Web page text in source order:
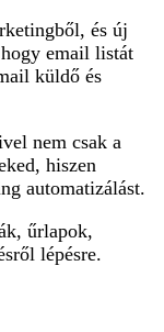
és új
hogy email listát
küldő és
nem csak a
hiszen
automatizálást.
űrlapok,
lépésre.